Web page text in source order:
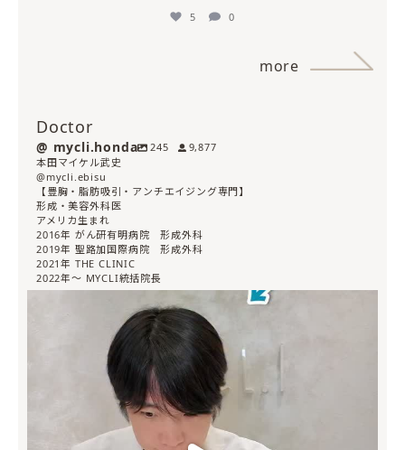
5 0
more
Doctor
mycli.honda 245
9,877
本田マイケル武史
@mycli.ebisu
【豊胸・脂肪吸引・アンチエイジング専門】
形成・美容外科医
アメリカ生まれ
2016年 がん研有明病院 形成外科
2019年 聖路加国際病院 形成外科
2021年 THE CLINIC
2022年〜 MYCLI統括院長
mycli.honda
7月 30